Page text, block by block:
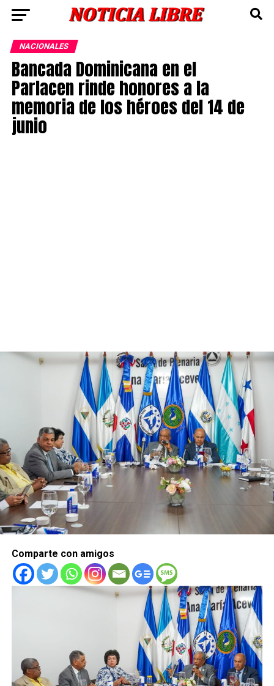
NACIONALES
Bancada Dominicana en el
Parlacen rinde honores a la
memoria de los héroes del 14 de
junio
Comparte con amigos